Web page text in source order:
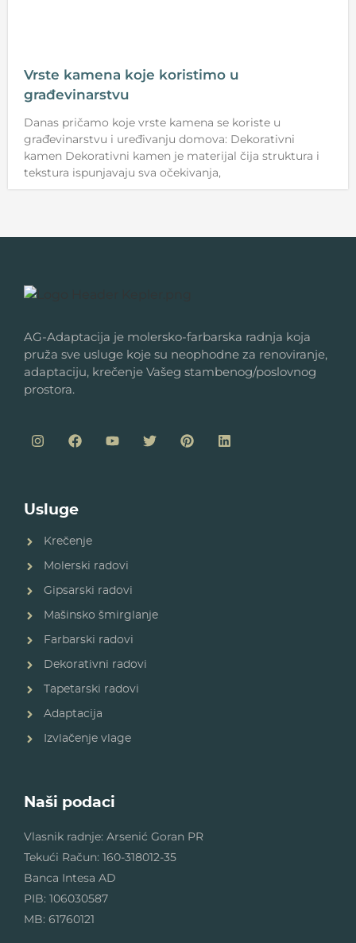
Vrste kamena koje koristimo u
građevinarstvu
Danas pričamo koje vrste kamena se koriste u
građevinarstvu i uređivanju domova: Dekorativni
kamen Dekorativni kamen je materijal čija struktura i
tekstura ispunjavaju sva očekivanja,
AG-Adaptacija je molersko-farbarska radnja koja
pruža sve usluge koje su neophodne za renoviranje,
adaptaciju, krečenje Vašeg stambenog/poslovnog
prostora.
Usluge
Krečenje
Molerski radovi
Gipsarski radovi
Mašinsko šmirglanje
Farbarski radovi
Dekorativni radovi
Tapetarski radovi
Adaptacija
Izvlačenje vlage
Naši podaci
Vlasnik radnje: Arsenić Goran PR
Tekući Račun: 160-318012-35
Banca Intesa AD
PIB: 106030587
MB: 61760121